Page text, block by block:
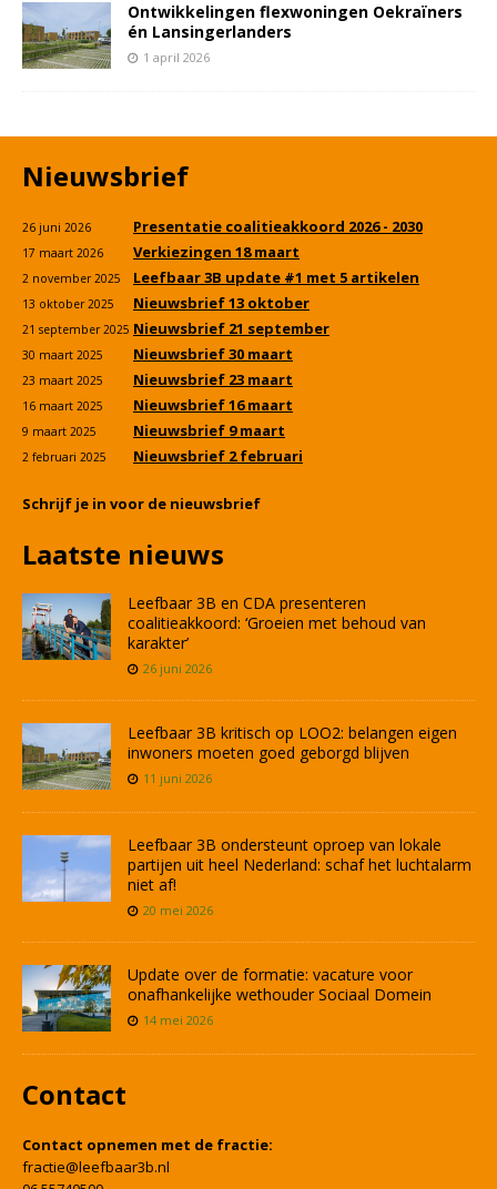
Ontwikkelingen flexwoningen Oekraïners
én Lansingerlanders
1 april 2026
Nieuwsbrief
26 juni 2026 Presentatie coalitieakkoord 2026 - 2030
17 maart 2026 Verkiezingen 18 maart
2 november 2025 Leefbaar 3B update #1 met 5 artikelen
13 oktober 2025 Nieuwsbrief 13 oktober
21 september 2025 Nieuwsbrief 21 september
30 maart 2025 Nieuwsbrief 30 maart
23 maart 2025 Nieuwsbrief 23 maart
16 maart 2025 Nieuwsbrief 16 maart
9 maart 2025 Nieuwsbrief 9 maart
2 februari 2025 Nieuwsbrief 2 februari
Schrijf je in voor de nieuwsbrief
Laatste nieuws
Leefbaar 3B en CDA presenteren
coalitieakkoord: ‘Groeien met behoud van
karakter’
26 juni 2026
Leefbaar 3B kritisch op LOO2: belangen eigen
inwoners moeten goed geborgd blijven
11 juni 2026
Leefbaar 3B ondersteunt oproep van lokale
partijen uit heel Nederland: schaf het luchtalarm
niet af!
20 mei 2026
Update over de formatie: vacature voor
onafhankelijke wethouder Sociaal Domein
14 mei 2026
Contact
Contact opnemen met de fractie:
fractie@leefbaar3b.nl